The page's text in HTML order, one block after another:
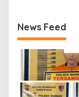
News Feed